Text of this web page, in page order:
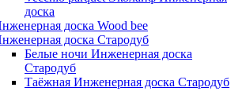
доска
доска Wood bee
доска Стародуб
Белые ночи Инженерная доска
Стародуб
Таёжная Инженерная доска Стародуб